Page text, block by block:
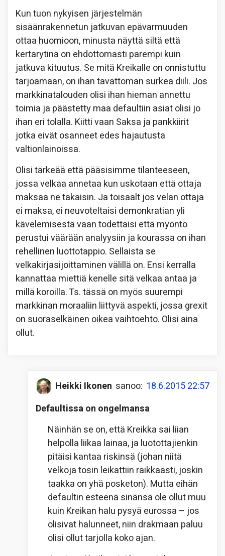
Kun tuon nykyisen järjestelmän
sisäänrakennetun jatkuvan epävarmuuden
ottaa huomioon, minusta näyttä siltä että
kertarytinä on ehdottomasti parempi kuin
jatkuva kituutus. Se mitä Kreikalle on onnistuttu
tarjoamaan, on ihan tavattoman surkea diili. Jos
markkinatalouden olisi ihan hieman annettu
toimia ja päästetty maa defaultiin asiat olisi jo
ihan eri tolalla. Kiitti vaan Saksa ja pankkiirit
jotka eivät osanneet edes hajautusta
valtionlainoissa.
Olisi tärkeää että pääsisimme tilanteeseen,
jossa velkaa annetaa kun uskotaan että ottaja
maksaa ne takaisin. Ja toisaalt jos velan ottaja
ei maksa, ei neuvoteltaisi demonkratian yli
kävelemisestä vaan todettaisi että myöntö
perustui väärään analyysiin ja kourassa on ihan
rehellinen luottotappio. Sellaista se
velkakirjasijoittaminen välillä on. Ensi kerralla
kannattaa miettiä kenelle sitä velkaa antaa ja
millä koroilla. Ts. tässä on myös suurempi
markkinan moraaliin liittyvä aspekti, jossa grexit
on suoraselkäinen oikea vaihtoehto. Olisi aina
ollut.
Heikki Ikonen sanoo: 18.6.2015 22:57
Defaultissa on ongelmansa
Näinhän se on, että Kreikka sai liian
helpolla liikaa lainaa, ja luotottajienkin
pitäisi kantaa riskinsä (johan niitä
velkoja tosin leikattiin raikkaasti, joskin
taakka on yhä posketon). Mutta eihän
defaultin esteenä sinänsä ole ollut muu
kuin Kreikan halu pysyä eurossa – jos
olisivat halunneet, niin drakmaan paluu
olisi ollut tarjolla koko ajan.